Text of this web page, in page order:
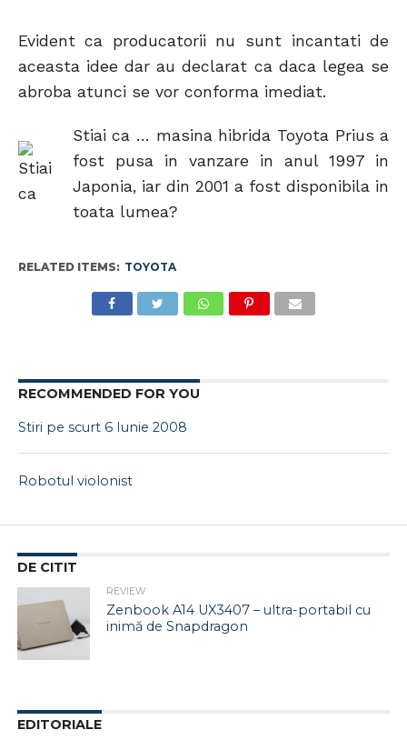
Evident ca producatorii nu sunt incantati de
aceasta idee dar au declarat ca daca legea se
abroba atunci se vor conforma imediat.
Stiai ca … masina hibrida Toyota Prius a
fost pusa in vanzare in anul 1997 in
Japonia, iar din 2001 a fost disponibila in
toata lumea?
RELATED ITEMS: TOYOTA
RECOMMENDED FOR YOU
Stiri pe scurt 6 Iunie 2008
Robotul violonist
DE CITIT
REVIEW
Zenbook A14 UX3407 – ultra-portabil cu
inimă de Snapdragon
EDITORIALE